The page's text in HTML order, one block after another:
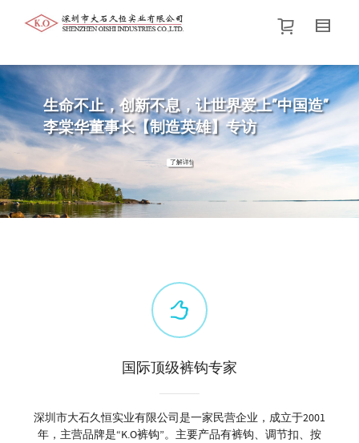
帮我查找新的衬衫尺码
价格介于
默认品牌
查找产品！
生命不止，创新不息，让世界爱上”中国造”
李棠华董事长【制造英雄】专访
了解详情
国际顶级裤钩专家
深圳市大石久恒实业有限公司是一家民营企业，成立于2001
年，主营品牌是“K.O裤钩”。主要产品有裤钩、调节扣、按